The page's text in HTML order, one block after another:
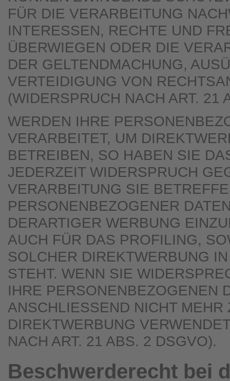
FÜR DIE VERARBEITUNG
INTERESSEN, RECHTE UND
ÜBERWIEGEN ODER DIE
DER GELTENDMACHUNG,
VERTEIDIGUNG VON
(WIDERSPRUCH NACH ART. 21
WERDEN IHRE
VERARBEITET, UM
BETREIBEN, SO HABEN SIE
JEDERZEIT WIDERSPRUCH
VERARBEITUNG SIE
PERSONENBEZOGENER
DERARTIGER WERBUNG
AUCH FÜR DAS PROFILING,
SOLCHER DIREKTWERBUNG
STEHT. WENN SIE
IHRE PERSONENBEZOGENEN
ANSCHLIESSEND NICHT MEHR
DIREKTWERBUNG
NACH ART. 21 ABS. 2 DSGVO).
Beschwerde­recht bei